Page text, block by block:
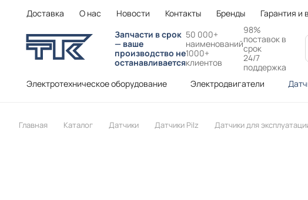
Доставка О нас Новости Контакты Бренды Гарантия и
Запчасти в срок
— ваше
производство не
останавливается
50 000+
наименований
1000+
клиентов
98%
поставок в
срок
24/7
поддержка
Электротехническое оборудование Электродвигатели
Главная Каталог Датчики Датчики Pilz Датчики для